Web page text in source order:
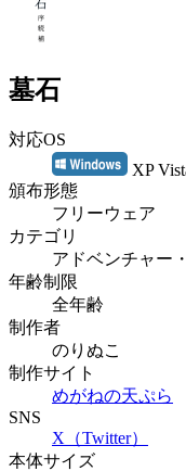
墓石
対応OS
XP
頒布形態
フリーウェア
カテゴリ
アドベンチャー
年齢制限
全年齢
制作者
のりぬこ
制作サイト
めがねの天ぷら
SNS
X（Twitter）
本体サイズ